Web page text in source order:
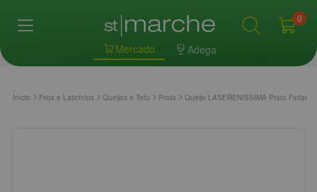
Mercado Adega
0
Início Frios e Laticínios Queijos e Tofu Prato Queijo LASERENISSIMA Prato Fatiado